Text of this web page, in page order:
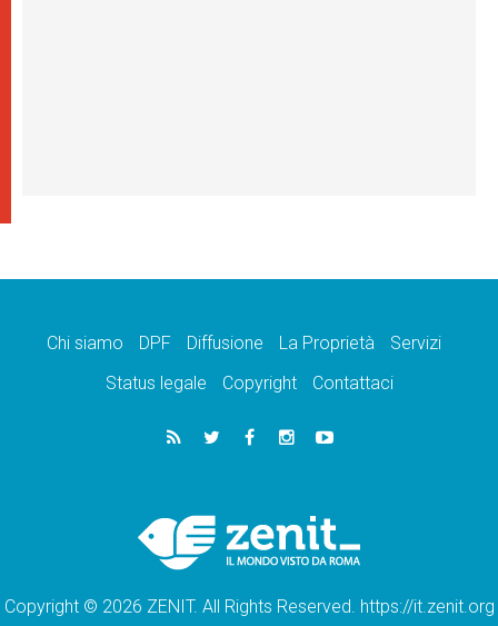
Chi siamo DPF Diffusione La Proprietà
Servizi
Status legale
Copyright Contattaci
Copyright © 2026 ZENIT. All Rights Reserved. https://it.zenit.org